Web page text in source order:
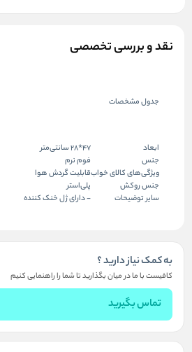
نقد و بررسی تخصصی
جدول مشخصات
ابعاد
47*28 سانتی‌متر
جنس
فوم نرم
ویژگی‌های کالای خوابقابلیت گردش هوا
جنس روکش
پلی‌استر
سایر توضیحات
- دارای ژل خنک کننده
به کمک نیاز دارید ؟
کافیست با ما در میان بگذارید تا شما را راهنمایی کنیم
تماس بگیرید